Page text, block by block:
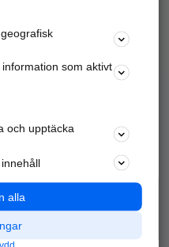
och annonsera mot
nära dig.
sökningar
som aktivt
och upptäcka
alla